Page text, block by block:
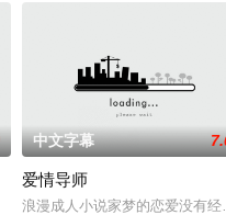
望海
中文字幕
爱情导师
浪漫成人小说家梦的恋爱没有